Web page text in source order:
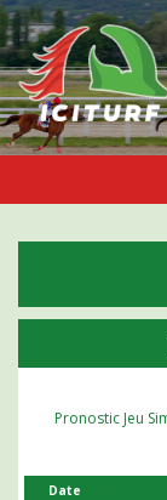
Pronostic Jeu
Date